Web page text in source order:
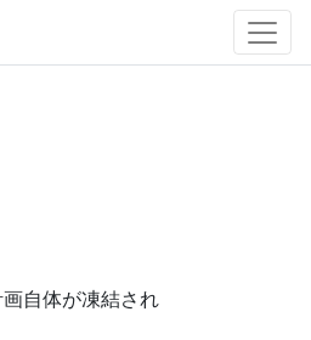
自体が凍結され